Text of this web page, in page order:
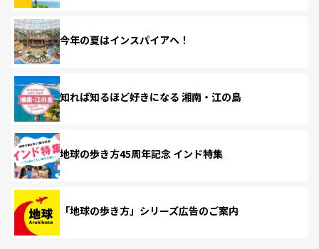
今年の夏はインスパイアへ！
知れば知るほど好きになる 湘南・江の島
地球の歩き方45周年記念 インド特集
「地球の歩き方」シリーズ広告のご案内